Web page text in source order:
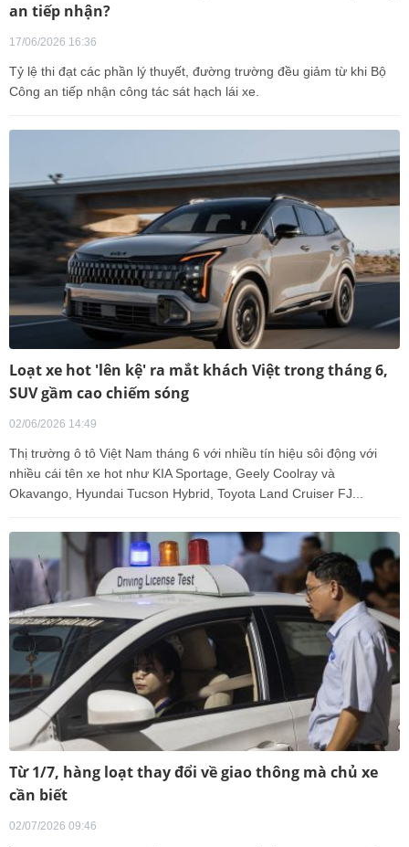
an tiếp nhận?
17/06/2026 16:36
Tỷ lệ thi đạt các phần lý thuyết, đường trường đều giảm từ khi Bộ
Công an tiếp nhận công tác sát hạch lái xe.
Loạt xe hot 'lên kệ' ra mắt khách Việt trong tháng 6,
SUV gầm cao chiếm sóng
02/06/2026 14:49
Thị trường ô tô Việt Nam tháng 6 với nhiều tín hiệu sôi động với
nhiều cái tên xe hot như KIA Sportage, Geely Coolray và
Okavango, Hyundai Tucson Hybrid, Toyota Land Cruiser FJ...
Từ 1/7, hàng loạt thay đổi về giao thông mà chủ xe
cần biết
02/07/2026 09:46